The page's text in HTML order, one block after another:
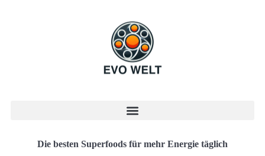
Die besten Superfoods für mehr Energie täglich